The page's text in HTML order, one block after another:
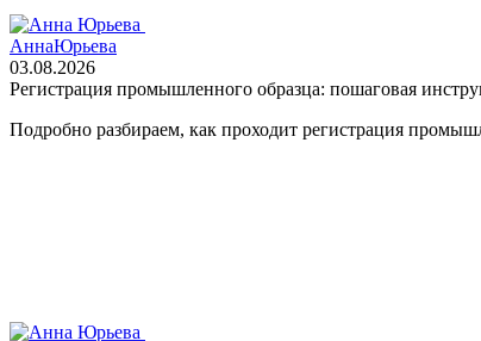
АннаЮрьева
03.08.2026
Регистрация промышленного образца: пошаговая
Подробно разбираем, как проходит регистрация